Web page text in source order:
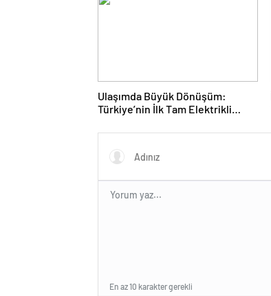
Ulaşımda Büyük Dönüşüm:
Türkiye’nin İlk Tam Elektrikli
En az 10 karakter gerekli